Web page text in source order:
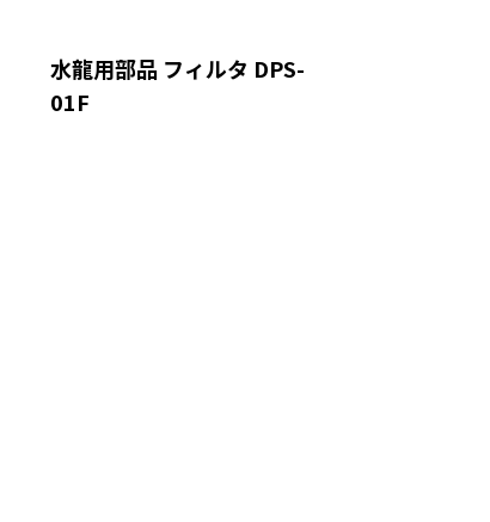
水龍用部品 フィルタ DPS-
01F